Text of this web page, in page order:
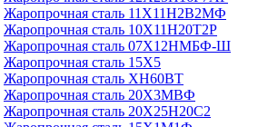
Жаропрочная сталь 11Х11Н2В2МФ
Жаропрочная сталь 10Х11Н20Т2Р
Жаропрочная сталь 07Х12НМБФ-Ш
Жаропрочная сталь 15Х5
Жаропрочная сталь ХН60ВТ
Жаропрочная сталь 20Х3МВФ
Жаропрочная сталь 20Х25Н20С2